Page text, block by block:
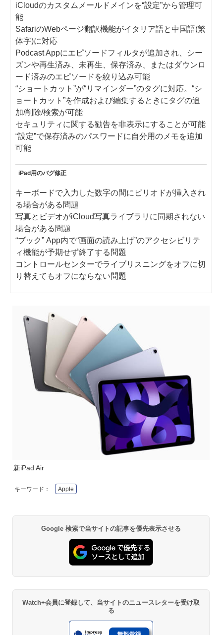
iCloudのカスタムメールドメインを“設定”から管理可
能
SafariのWebページ翻訳機能がイタリア語と中国語(繁
体字)に対応
Podcast Appにエピソードフィルタが追加され、シー
ズンや再生済み、未再生、保存済み、またはダウンロ
ード済みのエピソードを絞り込み可能
“ショートカット”が“リマインダー”のタグに対応。“シ
ョートカット”を作成および編集するときにタグの追
加/削除/検索が可能
セキュリティに関する勧告を非表示にすることが可能
“設定”で保存済みのパスワードに自分用のメモを追加
可能
iPad用のバグ修正
キーボードで入力した数字の間にピリオドが挿入され
る場合がある問題
写真とビデオがiCloud写真ライブラリに同期されない
場合がある問題
“ブック” App内で“画面の読み上げ”のアクセシビリテ
ィ機能が予期せず終了する問題
コントロールセンターでライブリスニングをオフに切
り替えてもオフにならない問題
新iPad Air
キーワード： Apple
Google 検索で当サイトの記事を優先表示させる
Watch+会員に登録して、当サイトのニュースレターを受け取
る